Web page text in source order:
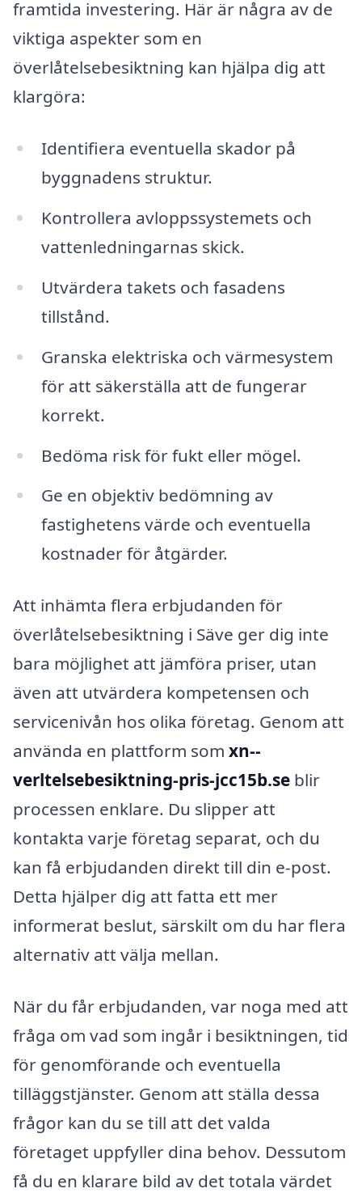
framtida investering. Här är några av de
viktiga aspekter som en
överlåtelsebesiktning kan hjälpa dig att
klargöra:
Identifiera eventuella skador på
byggnadens struktur.
Kontrollera avloppssystemets och
vattenledningarnas skick.
Utvärdera takets och fasadens
tillstånd.
Granska elektriska och värmesystem
för att säkerställa att de fungerar
korrekt.
Bedöma risk för fukt eller mögel.
Ge en objektiv bedömning av
fastighetens värde och eventuella
kostnader för åtgärder.
Att inhämta flera erbjudanden för
överlåtelsebesiktning i Säve ger dig inte
bara möjlighet att jämföra priser, utan
även att utvärdera kompetensen och
servicenivån hos olika företag. Genom att
använda en plattform som xn--
verltelsebesiktning-pris-jcc15b.se blir
processen enklare. Du slipper att
kontakta varje företag separat, och du
kan få erbjudanden direkt till din e-post.
Detta hjälper dig att fatta ett mer
informerat beslut, särskilt om du har flera
alternativ att välja mellan.
När du får erbjudanden, var noga med att
fråga om vad som ingår i besiktningen, tid
för genomförande och eventuella
tilläggstjänster. Genom att ställa dessa
frågor kan du se till att det valda
företaget uppfyller dina behov. Dessutom
få du en klarare bild av det totala värdet